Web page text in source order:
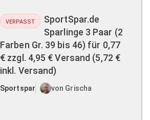
VERPASST
SportSpar.de
Sparlinge 3 Paar (2
Farben Gr. 39 bis 46) für 0,77
€ zzgl. 4,95 € Versand (5,72 €
inkl. Versand)
Sportspar von Grischa